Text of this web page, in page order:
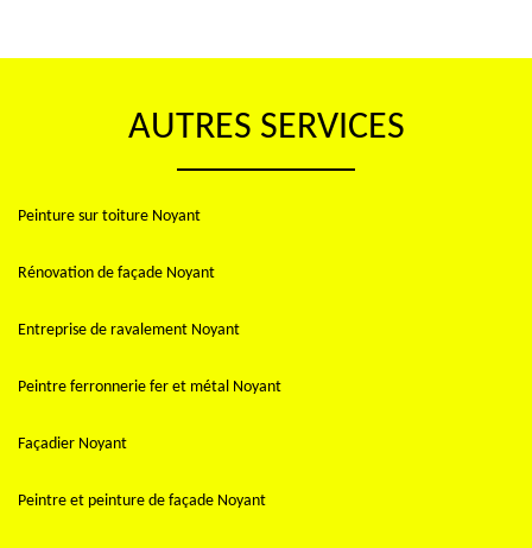
AUTRES SERVICES
Peinture sur toiture Noyant
Rénovation de façade Noyant
Entreprise de ravalement Noyant
Peintre ferronnerie fer et métal Noyant
Façadier Noyant
Peintre et peinture de façade Noyant